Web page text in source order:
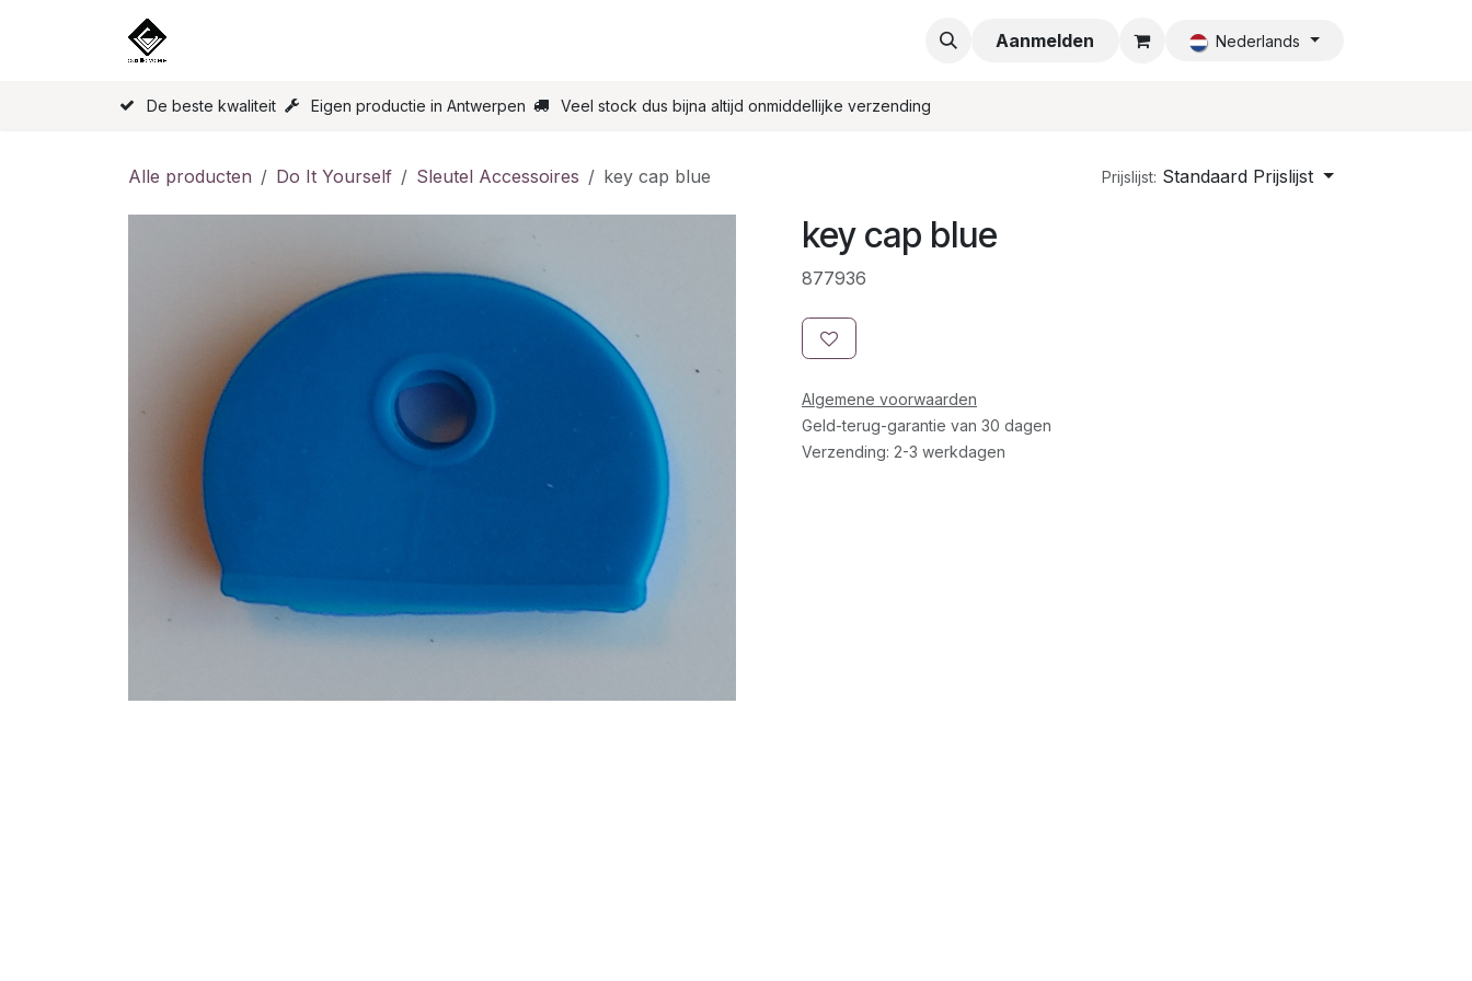
Startpagina Aanmelden Nederlands
De beste kwaliteit Eigen productie in Antwerpen Veel stock dus bijna altijd onmiddellijke verzending
Alle producten Do It Yourself Sleutel Accessoires key cap blue Prijslijst: Standaard Prijslijst
key cap blue
877936
Algemene voorwaarden
Geld-terug-garantie van 30 dagen
Verzending: 2-3 werkdagen